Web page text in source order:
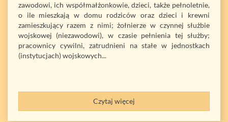
zawodowi, ich współmałżonkowie, dzieci, także pełnoletnie,
o ile mieszkają w domu rodziców oraz dzieci i krewni
zamieszkujący razem z nimi; żołnierze w czynnej służbie
wojskowej (niezawodowi), w czasie pełnienia tej służby;
pracownicy cywilni, zatrudnieni na stałe w jednostkach
(instytucjach) wojskowych...
Czytaj więcej